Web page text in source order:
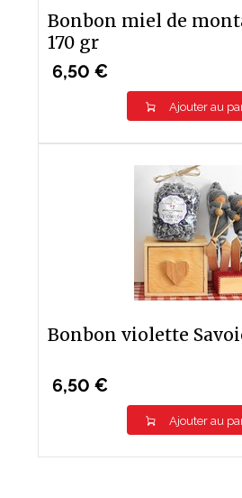
Bonbon miel de
170 gr
6,50 €
Ajouter au
Bonbon violette
6,50 €
Ajouter au